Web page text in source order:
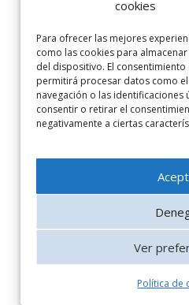
cookies
Para ofrecer las mejores
como las cookies para
del dispositivo. El
permitirá procesar datos como
navegación o las identificaciones
consentir o retirar el
negativamente a ciertas
Ver
Política de
orientació és
proposa
2000/60/EC
Parlament
i delConsell,
d’octubre de
s’estableixun
d’actuació en
l’àmbit de la
(DMA)
dos decennis.